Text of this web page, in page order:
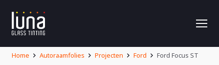
Home Autoraamfolies Projecten Ford Ford Focus ST